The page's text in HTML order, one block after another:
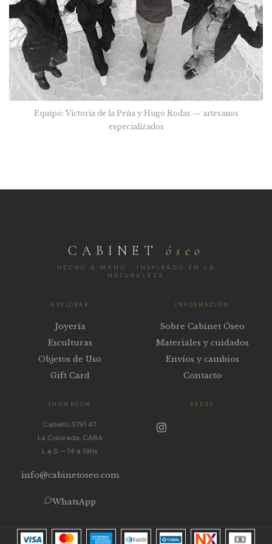
Equipo: Victoria de la Peña y Hugo Rodas — artesanos
especializados
CABINET óseo
HECHO A MANO · INSPIRADO EN LA
NATURALEZA
EXPLORAR
Joyería
Esculturas
Objetos de Uso
Gift Card
INFORMACIÓN
Sobre Cabinet Óseo
Materiales y cuidados
Envíos y cambios
Contacto
SHOWROOM
Cabello 3791 4T
La Colorada, CABA
L a S — 14 a 19hs
info@cabinetoseo.com
WhatsApp
REDES